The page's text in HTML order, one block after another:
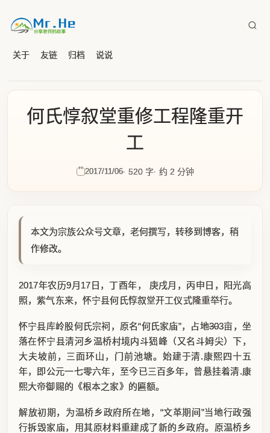
关于 友链 归档 说说
何氏惇叙堂重修工程隆重开
工
2017/11/06 520 字 约 2 分钟
本文为宗族公众号文章，老何撰写，转移到博客，稍
作修改。
2017年农历9月17日，丁酉年， 庚戌月，丙申日，阳光高
照，紫气东来，怀宁县何氏惇叙堂开工仪式隆重举行。
怀宁县库岭股何氏宗祠，原名“何氏家庙”，占地303亩，坐
落在怀宁县清河乡温桥村境内斗峱峰（又名斗姆尖）下，
大夫坡前，三面环山，门前池塘。始建于清.康熙四十五
年，即公元一七零六年，至今已三百多年，曾悬挂着清.康
熙大帝御赐的《根本之家》的匾额。
解放初期，为温桥乡政府所在地，“文革期间”当地行政强
行拆毁家庙，用其原材料重建成了新的乡政府。原温桥乡